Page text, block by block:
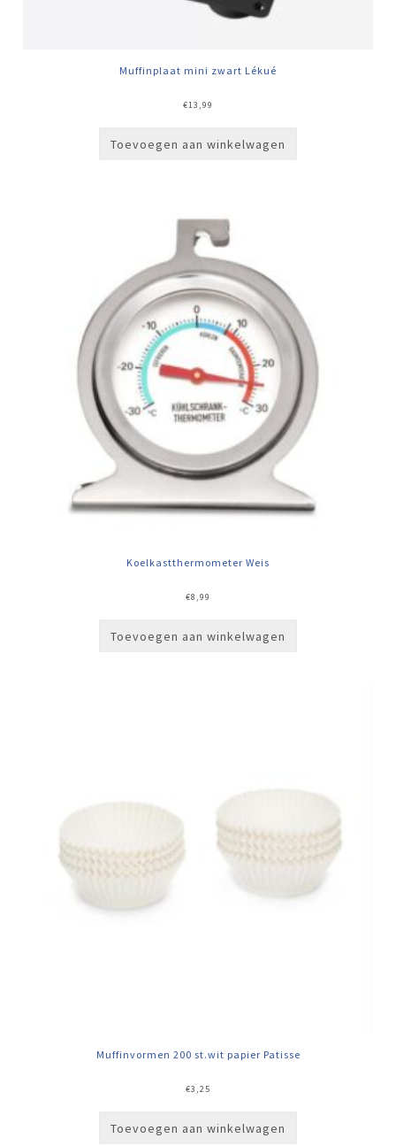
Muffinplaat mini zwart Lékué
€13,99
Toevoegen aan winkelwagen
Koelkastthermometer Weis
€8,99
Toevoegen aan winkelwagen
Muffinvormen 200 st.wit papier Patisse
€3,25
Toevoegen aan winkelwagen